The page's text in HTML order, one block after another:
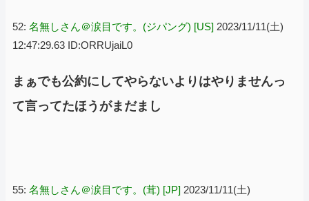
52: 名無しさん＠涙目です。(ジパング) [US] 2023/11/11(土)
12:47:29.63 ID:ORRUjaiL0
まぁでも公約にしてやらないよりはやりませんっ
て言ってたほうがまだまし
55: 名無しさん＠涙目です。(茸) [JP] 2023/11/11(土)